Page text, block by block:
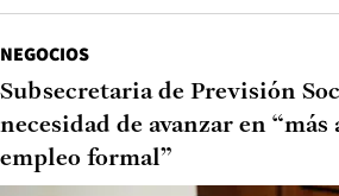
NEGOCIOS
Subsecretaria de Previsión
necesidad de avanzar en
empleo formal”